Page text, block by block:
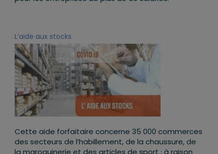
L’aide aux stocks
Cette aide forfaitaire concerne 35 000 commerces
des secteurs de l’habillement, de la chaussure, de